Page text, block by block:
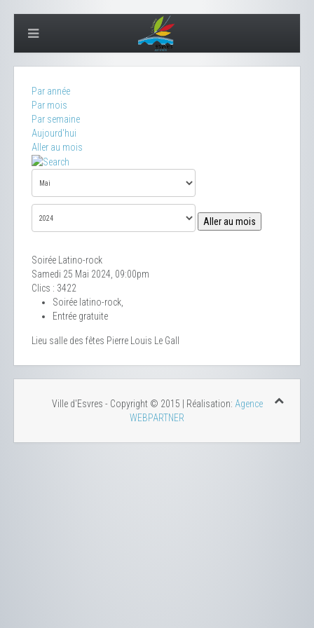
Par année
Par mois
Par semaine
Aujourd'hui
Aller au mois
Aller au mois
Soirée Latino-rock
Samedi 25 Mai 2024, 09:00pm
Clics : 3422
Soirée latino-rock,
Entrée gratuite
Lieu salle des fêtes Pierre Louis Le Gall
Ville d'Esvres - Copyright © 2015 | Réalisation: Agence
WEBPARTNER